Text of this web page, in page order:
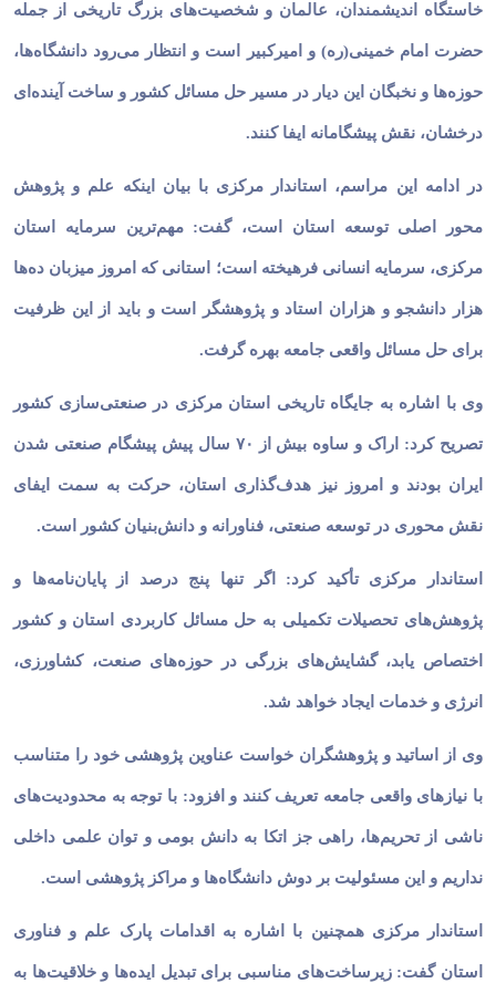
خاستگاه اندیشمندان، عالمان و شخصیت‌های بزرگ تاریخی از جمله
حضرت امام خمینی(ره) و امیرکبیر است و انتظار می‌رود دانشگاه‌ها،
حوزه‌ها و نخبگان این دیار در مسیر حل مسائل کشور و ساخت آینده‌ای
درخشان، نقش پیشگامانه ایفا کنند.
در ادامه این مراسم، استاندار مرکزی با بیان اینکه علم و پژوهش
محور اصلی توسعه استان است، گفت: مهم‌ترین سرمایه استان
مرکزی، سرمایه انسانی فرهیخته است؛ استانی که امروز میزبان ده‌ها
هزار دانشجو و هزاران استاد و پژوهشگر است و باید از این ظرفیت
برای حل مسائل واقعی جامعه بهره گرفت.
وی با اشاره به جایگاه تاریخی استان مرکزی در صنعتی‌سازی کشور
تصریح کرد: اراک و ساوه بیش از ۷۰ سال پیش پیشگام صنعتی شدن
ایران بودند و امروز نیز هدف‌گذاری استان، حرکت به سمت ایفای
نقش محوری در توسعه صنعتی، فناورانه و دانش‌بنیان کشور است.
استاندار مرکزی تأکید کرد: اگر تنها پنج درصد از پایان‌نامه‌ها و
پژوهش‌های تحصیلات تکمیلی به حل مسائل کاربردی استان و کشور
اختصاص یابد، گشایش‌های بزرگی در حوزه‌های صنعت، کشاورزی،
انرژی و خدمات ایجاد خواهد شد.
وی از اساتید و پژوهشگران خواست عناوین پژوهشی خود را متناسب
با نیازهای واقعی جامعه تعریف کنند و افزود: با توجه به محدودیت‌های
ناشی از تحریم‌ها، راهی جز اتکا به دانش بومی و توان علمی داخلی
نداریم و این مسئولیت بر دوش دانشگاه‌ها و مراکز پژوهشی است.
استاندار مرکزی همچنین با اشاره به اقدامات پارک علم و فناوری
استان گفت: زیرساخت‌های مناسبی برای تبدیل ایده‌ها و خلاقیت‌ها به